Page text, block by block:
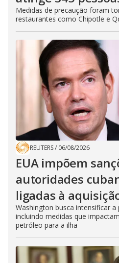
Medidas de precaução foram
restaurantes como Chipotle e
REUTERS/ 06/08/2026
EUA impõem
autoridades
ligadas à
Washington busca intensificar a
incluindo medidas que
petróleo para a ilha